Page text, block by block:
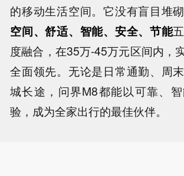
的移动生活空间。它没有盲目堆
空间、舒适、智能、安全、节能
度融合，在35万-45万元区间内，
全面领先。无论是日常通勤、周
城长途，问界M8都能以可靠、
验，成为全家出行的最佳伙伴。